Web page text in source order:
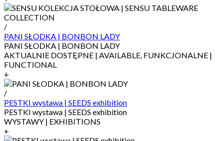
/
PANI SŁODKA | BONBON LADY
PANI SŁODKA | BONBON LADY
AKTUALNIE DOSTĘPNE | AVAILABLE, FUNKCJONALNE |
FUNCTIONAL
+
/
PESTKI wystawa | SEEDS exhibition
PESTKI wystawa | SEEDS exhibition
WYSTAWY | EXHIBITIONS
+